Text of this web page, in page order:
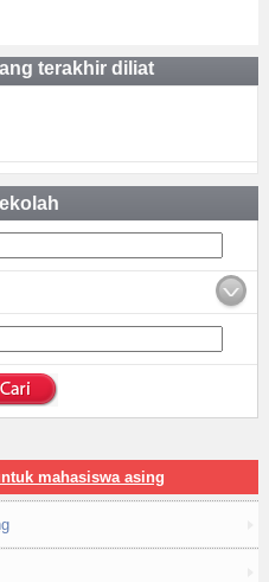
terakhir diliat
mahasiswa asing